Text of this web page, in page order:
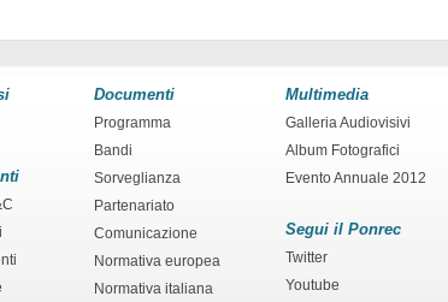
Documenti
Programma
Bandi
Sorveglianza
Partenariato
Comunicazione
Normativa europea
Normativa italiana
Multimedia
Galleria Audiovisivi
Album Fotografici
Evento Annuale 2012
Segui il Ponrec
Twitter
Youtube